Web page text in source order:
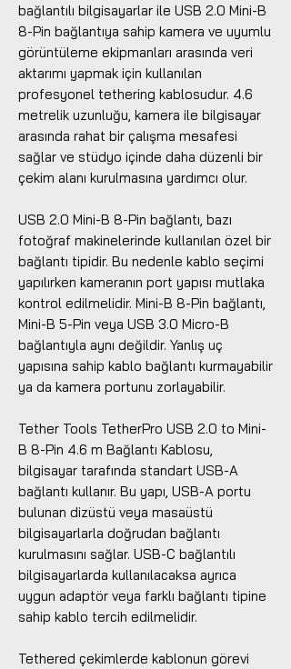
bağlantılı bilgisayarlar ile USB 2.0 Mini-B
8-Pin bağlantıya sahip kamera ve uyumlu
görüntüleme ekipmanları arasında veri
aktarımı yapmak için kullanılan
profesyonel tethering kablosudur. 4.6
metrelik uzunluğu, kamera ile bilgisayar
arasında rahat bir çalışma mesafesi
sağlar ve stüdyo içinde daha düzenli bir
çekim alanı kurulmasına yardımcı olur.
USB 2.0 Mini-B 8-Pin bağlantı, bazı
fotoğraf makinelerinde kullanılan özel bir
bağlantı tipidir. Bu nedenle kablo seçimi
yapılırken kameranın port yapısı mutlaka
kontrol edilmelidir. Mini-B 8-Pin bağlantı,
Mini-B 5-Pin veya USB 3.0 Micro-B
bağlantıyla aynı değildir. Yanlış uç
yapısına sahip kablo bağlantı kurmayabilir
ya da kamera portunu zorlayabilir.
Tether Tools TetherPro USB 2.0 to Mini-
B 8-Pin 4.6 m Bağlantı Kablosu,
bilgisayar tarafında standart USB-A
bağlantı kullanır. Bu yapı, USB-A portu
bulunan dizüstü veya masaüstü
bilgisayarlarla doğrudan bağlantı
kurulmasını sağlar. USB-C bağlantılı
bilgisayarlarda kullanılacaksa ayrıca
uygun adaptör veya farklı bağlantı tipine
sahip kablo tercih edilmelidir.
Tethered çekimlerde kablonun görevi